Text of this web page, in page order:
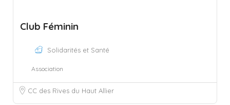
Club Féminin
Solidarités et Santé
Association
CC des Rives du Haut Allier